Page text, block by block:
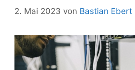
2. Mai 2023 von Bastian Ebert